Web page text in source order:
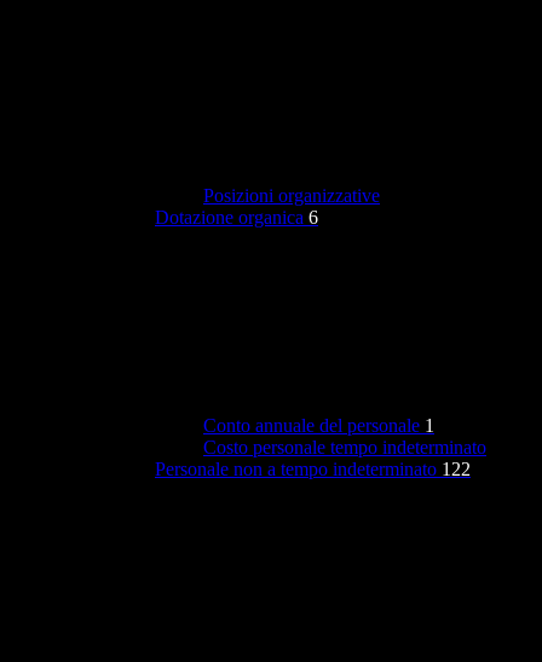
Posizioni organizzative
Dotazione organica 6
Conto annuale del personale 1
Costo personale tempo indeterminato
Personale non a tempo indeterminato 122